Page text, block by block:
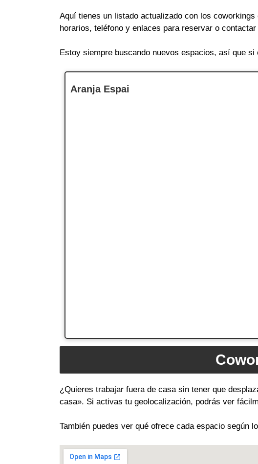
Aquí tienes un listado actualizado con los coworkings
horarios, teléfono y enlaces para reservar o
Estoy siempre buscando nuevos espacios, así que
Aranja Espai
¿Quieres trabajar fuera de casa sin tener que
casa». Si activas tu geolocalización, podrás ver
También puedes ver qué ofrece cada espacio